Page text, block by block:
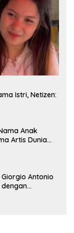
Istri, Netizen:
Anak
Artis Dunia
Antonio
dengan